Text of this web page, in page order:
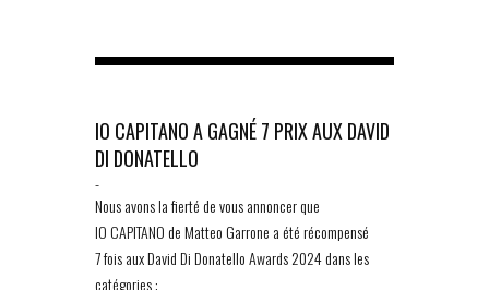
IO CAPITANO A GAGNÉ 7 PRIX AUX DAVID
DI DONATELLO
-
Nous avons la fierté de vous annoncer que
IO CAPITANO de Matteo Garrone a été récompensé
7 fois aux David Di Donatello Awards 2024 dans les
catégories :